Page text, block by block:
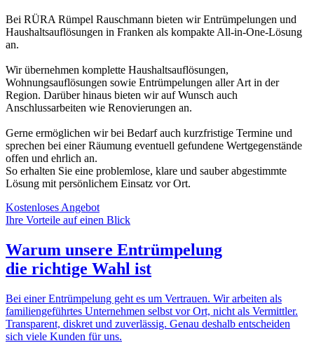
Bei RÜRA Rümpel Rauschmann bieten wir Entrümpelungen und
Haushaltsauflösungen in Franken als kompakte All-in-One-Lösung
an.
Wir übernehmen komplette Haushaltsauflösungen,
Wohnungsauflösungen sowie Entrümpelungen aller Art in der
Region. Darüber hinaus bieten wir auf Wunsch auch
Anschlussarbeiten wie Renovierungen an.
Gerne ermöglichen wir bei Bedarf auch kurzfristige Termine und
sprechen bei einer Räumung eventuell gefundene Wertgegenstände
offen und ehrlich an.
So erhalten Sie eine problemlose, klare und sauber abgestimmte
Lösung mit persönlichem Einsatz vor Ort.
Kostenloses Angebot
Ihre Vorteile auf einen Blick
Warum unsere Entrümpelung
die richtige Wahl ist
Bei einer Entrümpelung geht es um Vertrauen. Wir arbeiten als
familiengeführtes Unternehmen selbst vor Ort, nicht als Vermittler.
Transparent, diskret und zuverlässig. Genau deshalb entscheiden
sich viele Kunden für uns.